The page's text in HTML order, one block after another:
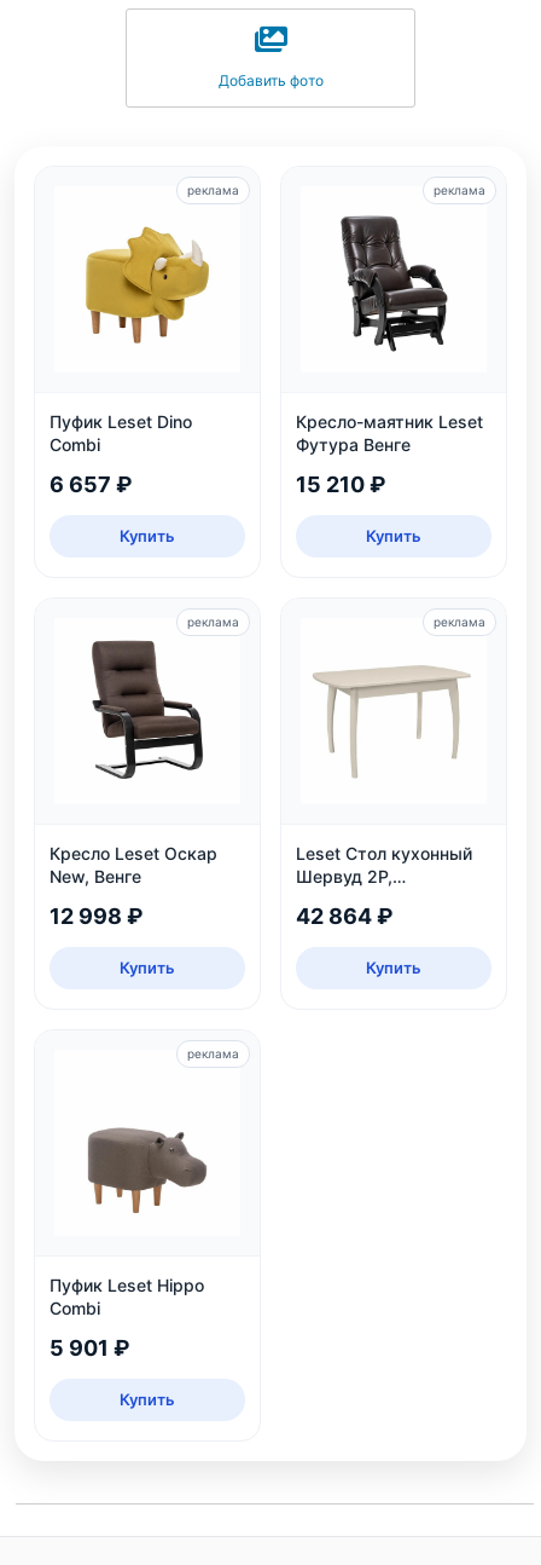
Добавить фото
Пуфик Leset Dino
Combi
6 657 ₽
Купить
реклама
Кресло-маятник Leset
Футура Венге
15 210 ₽
Купить
реклама
Кресло Leset Оскар
New, Венге
12 998 ₽
Купить
реклама
Leset Стол кухонный
Шервуд 2Р,
42 864 ₽
Купить
реклама
Пуфик Leset Hippo
Combi
5 901 ₽
Купить
реклама